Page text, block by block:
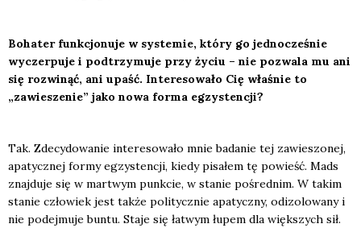
Boha­ter funk­cjo­nu­je w sys­te­mie, który go jed­no­cze­śnie
wyczer­pu­je i pod­trzy­mu­je przy życiu – nie pozwa­la mu ani
się roz­wi­nąć, ani upaść. Inte­re­so­wało Cię wła­śnie to
„zawie­sze­nie” jako nowa for­ma egzy­sten­cji?
Tak. Zde­cy­do­wa­nie inte­re­so­wa­ło mnie bada­nie tej zawie­szo­nej,
apa­tycz­nej for­my egzy­sten­cji, kie­dy pisa­łem tę powieść. Mads
znaj­du­je się w mar­twym punk­cie, w sta­nie pośred­nim. W takim
sta­nie czło­wiek jest tak­że poli­tycz­nie apa­tycz­ny, odizo­lo­wa­ny i
nie podej­mu­je bun­tu. Sta­je się łatwym łupem dla więk­szych sił.